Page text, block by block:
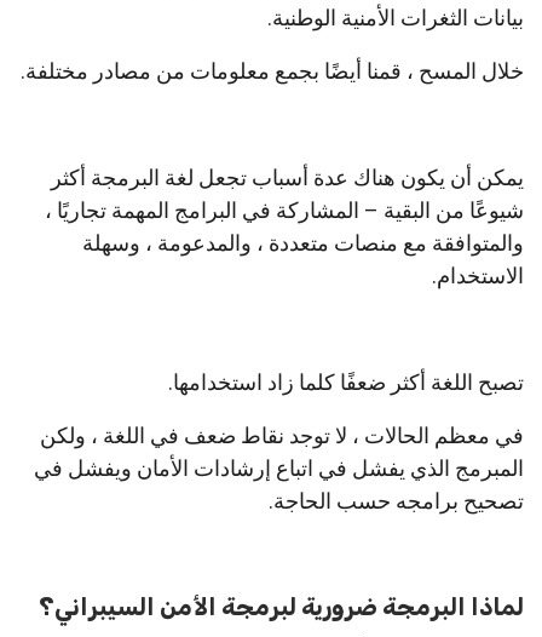
بيانات الثغرات الأمنية الوطنية.
خلال المسح ، قمنا أيضًا بجمع معلومات من مصادر مختلفة.
يمكن أن يكون هناك عدة أسباب تجعل لغة البرمجة أكثر
شيوعًا من البقية – المشاركة في البرامج المهمة تجاريًا ،
والمتوافقة مع منصات متعددة ، والمدعومة ، وسهلة
الاستخدام.
تصبح اللغة أكثر ضعفًا كلما زاد استخدامها.
في معظم الحالات ، لا توجد نقاط ضعف في اللغة ، ولكن
المبرمج الذي يفشل في اتباع إرشادات الأمان ويفشل في
تصحيح برامجه حسب الحاجة.
لماذا البرمجة ضرورية لبرمجة الأمن السيبراني؟